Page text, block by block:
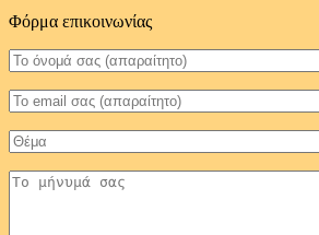
Φόρμα επικοινωνίας